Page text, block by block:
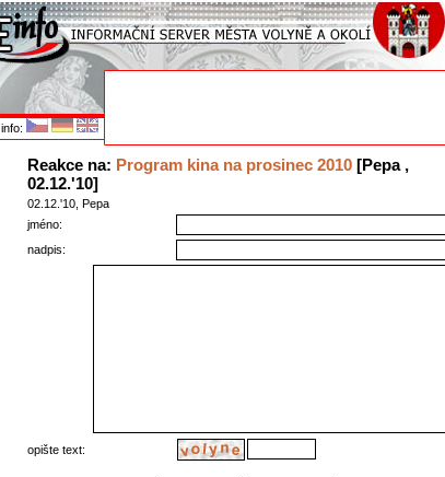
info:
Reakce na: Program kina na prosinec 2010[Pepa ,
02.12.'10]
02.12.'10, Pepa
jméno:
nadpis:
opište text: